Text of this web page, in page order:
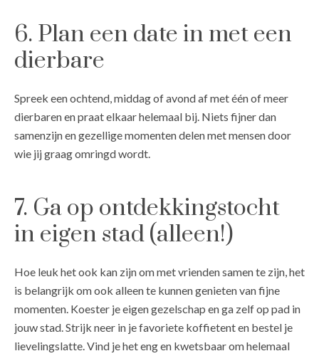
6. Plan een date in met een
dierbare
Spreek een ochtend, middag of avond af met één of meer
dierbaren en praat elkaar helemaal bij. Niets fijner dan
samenzijn en gezellige momenten delen met mensen door
wie jij graag omringd wordt.
7. Ga op ontdekkingstocht
in eigen stad (alleen!)
Hoe leuk het ook kan zijn om met vrienden samen te zijn, het
is belangrijk om ook alleen te kunnen genieten van fijne
momenten. Koester je eigen gezelschap en ga zelf op pad in
jouw stad. Strijk neer in je favoriete koffietent en bestel je
lievelingslatte. Vind je het eng en kwetsbaar om helemaal